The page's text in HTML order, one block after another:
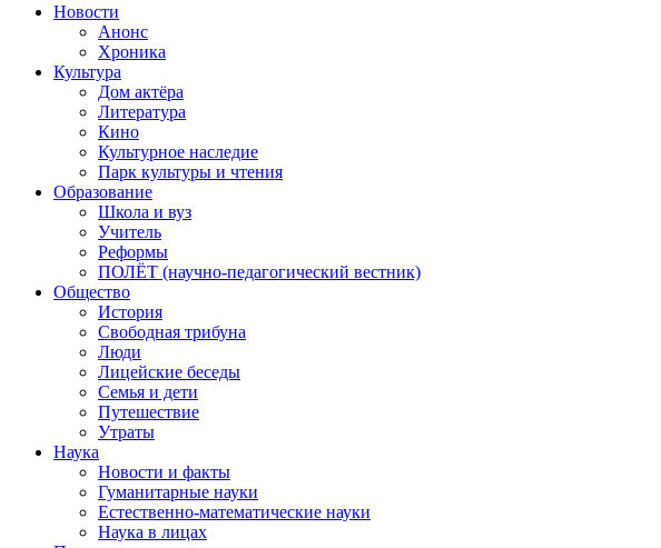
Новости
Анонс
Хроника
Культура
Дом актёра
Литература
Кино
Культурное наследие
Парк культуры и чтения
Образование
Школа и вуз
Учитель
Реформы
ПОЛЁТ (научно-педагогический вестник)
Общество
История
Свободная трибуна
Люди
Лицейские беседы
Семья и дети
Путешествие
Утраты
Наука
Новости и факты
Гуманитарные науки
Естественно-математические науки
Наука в лицах